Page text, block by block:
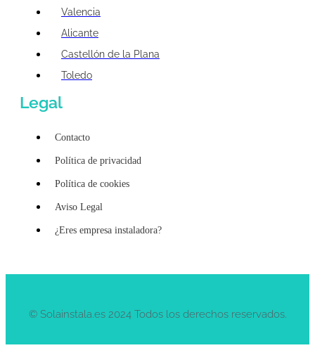
Valencia
Alicante
Castellón de la Plana
Toledo
Legal
Contacto
Política de privacidad
Política de cookies
Aviso Legal
¿Eres empresa instaladora?
© Solainstala.es 2024 Todos los derechos reservados.